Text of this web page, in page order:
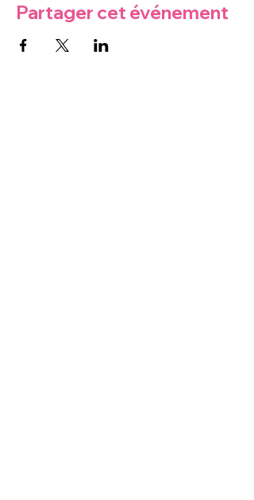
Partager cet événement